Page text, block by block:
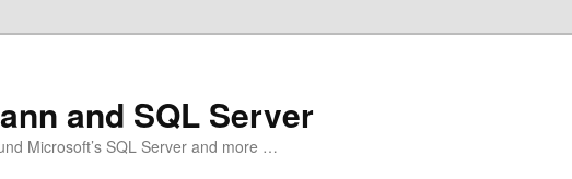
and SQL Server
Microsoft’s SQL Server and more …